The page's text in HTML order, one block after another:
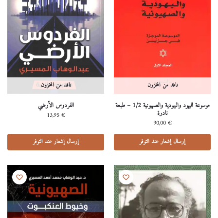
نافد من المخزون
موسوعة اليهود واليهودية والصهيونية 1/2 – طبعة
نادرة
90,00€
إرسال إشعار عند التوفر
نافد من المخزون
الفردوس الأرضي
13,95€
إرسال إشعار عند التوفر